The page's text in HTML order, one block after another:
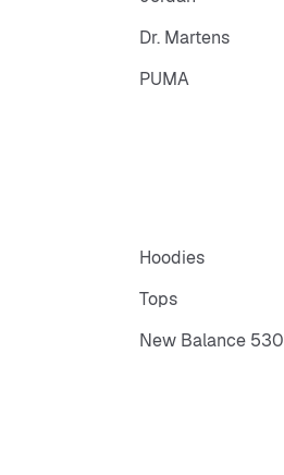
Dr. Martens
PUMA
Hoodies
Tops
New Balance 530